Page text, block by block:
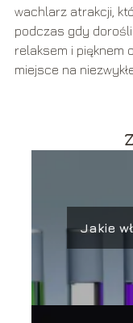
wachlarz atrakcji,
podczas gdy
relaksem i pięknem
miejsce na
Jakie